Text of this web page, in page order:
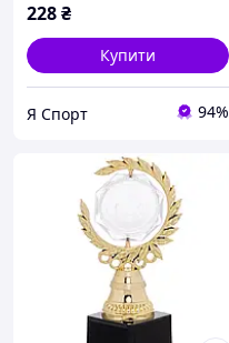
228₴
Купити
Я Спорт 94%